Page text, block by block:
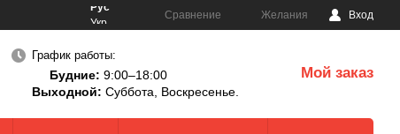
Рус
Укр
Сравнение Желания Вход
График работы:
Будние: 9:00–18:00
Выходной: Суббота, Воскресенье.
Мой заказ